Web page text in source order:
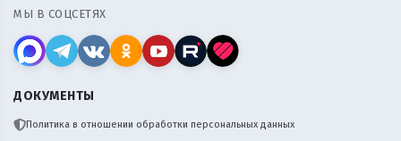
МЫ В СОЦСЕТЯХ
ДОКУМЕНТЫ
Политика в отношении обработки персональных данных